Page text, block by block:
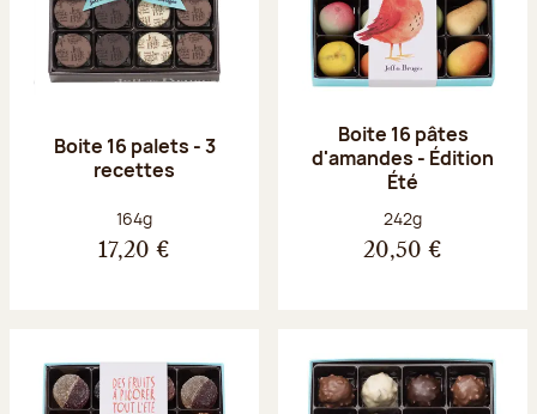
Boite 16 palets - 3
recettes
Poids net :
164g
17,20 €
Boite 16 pâtes
d'amandes - Édition
Été
Poids net :
242g
20,50 €